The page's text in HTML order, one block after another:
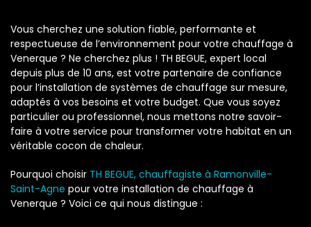
Vous cherchez une solution fiable, performante et
respectueuse de l’environnement pour votre chauffage à
Venerque ? Ne cherchez plus ! TH BEGUE, expert local
depuis plus de 10 ans, est votre partenaire de confiance
pour l’installation de systèmes de chauffage sur mesure,
adaptés à vos besoins et votre budget. Que vous soyez
particulier ou professionnel, nous mettons notre savoir-
faire à votre service pour transformer votre habitat en un
véritable cocon de chaleur.
Pourquoi choisir TH BEGUE, chauffagiste à Ramonville-
Saint-Agne pour votre installation de chauffage à
Venerque ? Voici ce qui nous distingue :